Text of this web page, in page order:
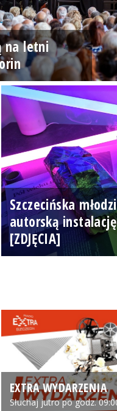
na letni
Szczecińska
autorską
[ZDJĘCIA]
EXTRA WYDARZENIA
Słuchaj jutro po godz.